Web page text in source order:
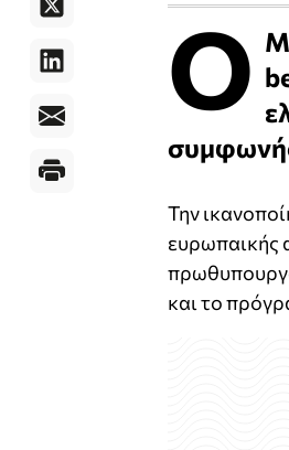
Ο
Την
ευρωπαικής
και το